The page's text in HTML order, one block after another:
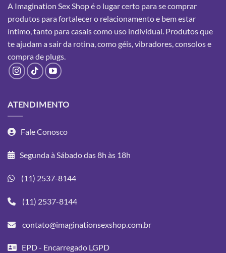
A Imagination Sex Shop é o lugar certo para se comprar
produtos para fortalecer o relacionamento e bem estar
íntimo, tanto para casais como uso individual. Produtos que
te ajudam a sair da rotina, como géis, vibradores, consolos e
comprade plugs.
ATENDIMENTO
Fale Conosco
Segunda à Sábado das 8h às 18h
(11) 2537-8144
(11) 2537-8144
contato@imaginationsexshop.com.br
EPD - Encarregado LGPD